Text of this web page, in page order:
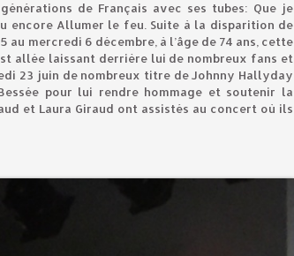
de Français avec ses tubes: Que je
encore Allumer le feu. Suite à la disparition de
mercredi 6 décembre, à l’âge de 74 ans, cette
allée laissant derrière lui de nombreux fans et
23 juin de nombreux titre de Johnny Hallyday
pour lui rendre hommage et soutenir la
et Laura Giraud ont assistés au concert où ils